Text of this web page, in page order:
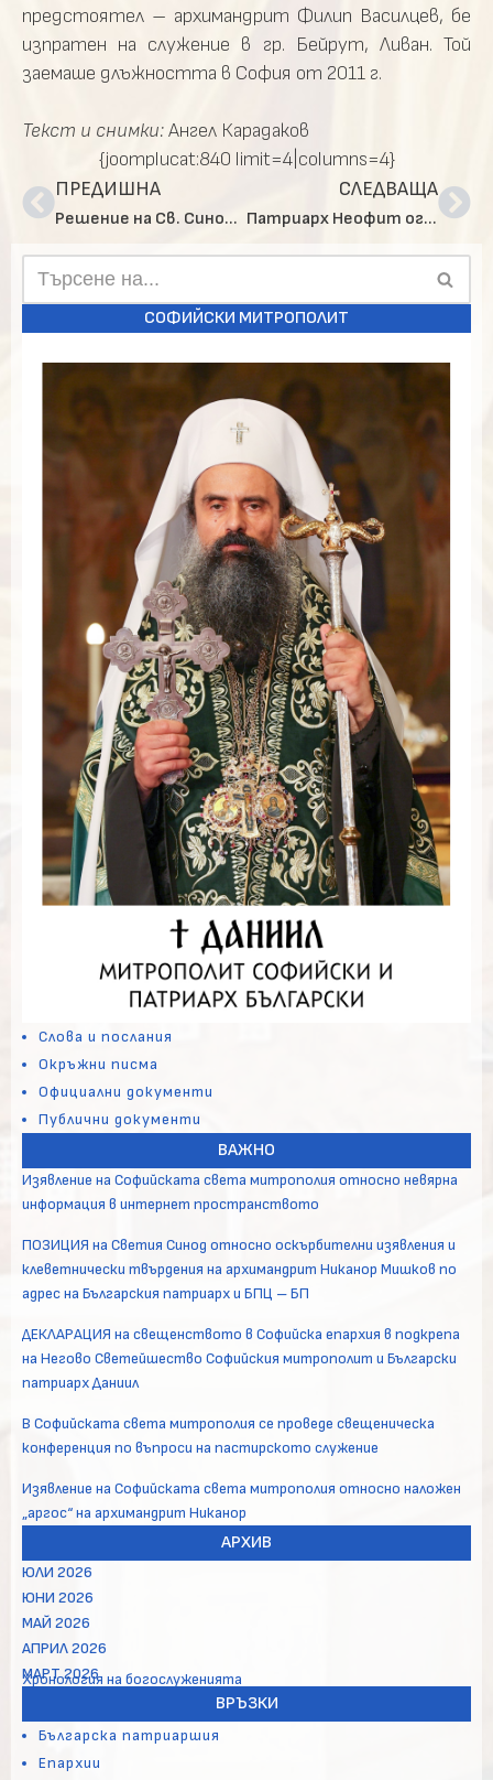
предстоятел – архимандрит Филип Василцев, бе
изпратен на служение в гр. Бейрут, Ливан. Той
заемаше длъжността в София от 2011 г.
Текст и снимки:Ангел Карадаков
{joomplucat:840 limit=4|columns=4}
ПРЕДИШНА
Решение на Св. Синод на БПЦ-БП относно нов викариен епископ на Софийския митрополит
СЛЕДВАЩА
Патриарх Неофит оглави Св. Литургия в Софийската Семинария за празника св. Благовещение
СОФИЙСКИ МИТРОПОЛИТ
Слова и послания
Окръжни писма
Официални документи
Публични документи
ВАЖНО
Изявление на Софийската света митрополия относно невярна
информация в интернет пространството
ПОЗИЦИЯ на Светия Синод относно оскърбителни изявления и
клеветнически твърдения на архимандрит Никанор Мишков по
адрес на Българския патриарх и БПЦ – БП
ДЕКЛАРАЦИЯ на свещенството в Софийска епархия в подкрепа
на Негово Светейшество Софийския митрополит и Български
патриарх Даниил
В Софийската света митрополия се проведе свещеническа
конференция по въпроси на пастирското служение
Изявление на Софийската света митрополия относно наложен
„аргос“ на архимандрит Никанор
АРХИВ
ЮЛИ 2026
ЮНИ 2026
МАЙ 2026
АПРИЛ 2026
МАРТ 2026
Хронология на богослуженията
ВРЪЗКИ
Българска патриаршия
Епархии